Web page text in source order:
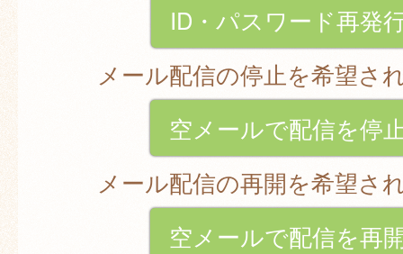
ID・パスワード再発
メール配信の停止を希望さ
空メールで配信を停
メール配信の再開を希望さ
空メールで配信を再